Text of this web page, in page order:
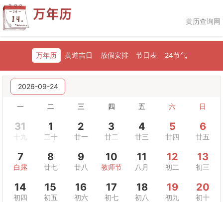
黄历查询网
万年历 黄道吉日 放假安排 节日表 24节气
2026-09-24
一 二 三 四 五 六 日
31
十九
1
二十
2
廿一
3
廿二
4
廿三
5
廿四
6
廿五
7
白露
8
廿七
9
廿八
10
教师节
11
八月
12
初二
13
初三
14
初四
15
初五
16
初六
17
初七
18
初八
19
初九
20
初十